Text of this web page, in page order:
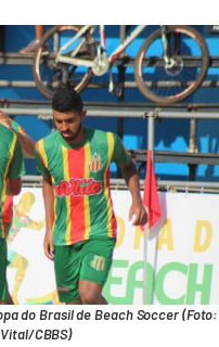
do Brasil de Beach Soccer (Foto:
CBBS)